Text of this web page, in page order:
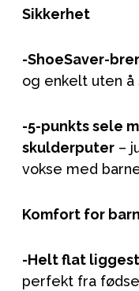
Sikkerhet
-ShoeSaver-
og enkelt uten å
-5-punkts sele
skulderputer –
vokse med
Komfort for
-Helt flat
perfekt fra